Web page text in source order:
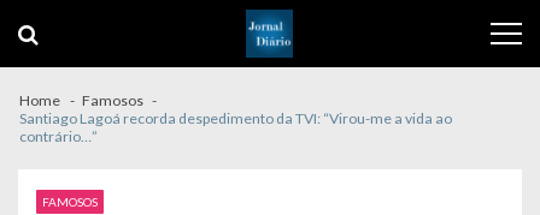
navigation
content
Home
Famosos
Santiago Lagoá recorda despedimento da TVI: “Virou-me a vida ao
contrário…”
FAMOSOS